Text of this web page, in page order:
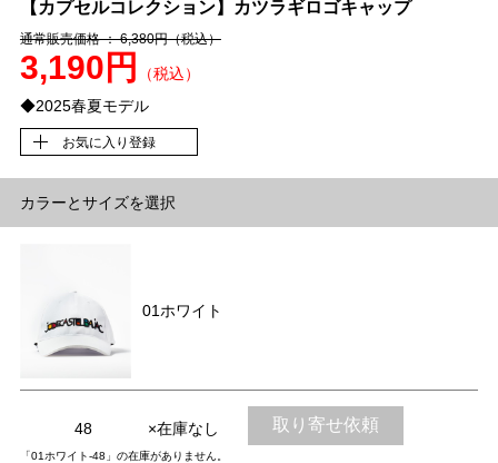
【カプセルコレクション】カツラギロゴキャップ
通常販売価格 ： 6,380円（税込）
3,190円
（税込）
◆2025春夏モデル
お気に入り登録
カラーとサイズを選択
01ホワイト
48 ×在庫なし 取り寄せ依頼
「01ホワイト-48」の在庫がありません。